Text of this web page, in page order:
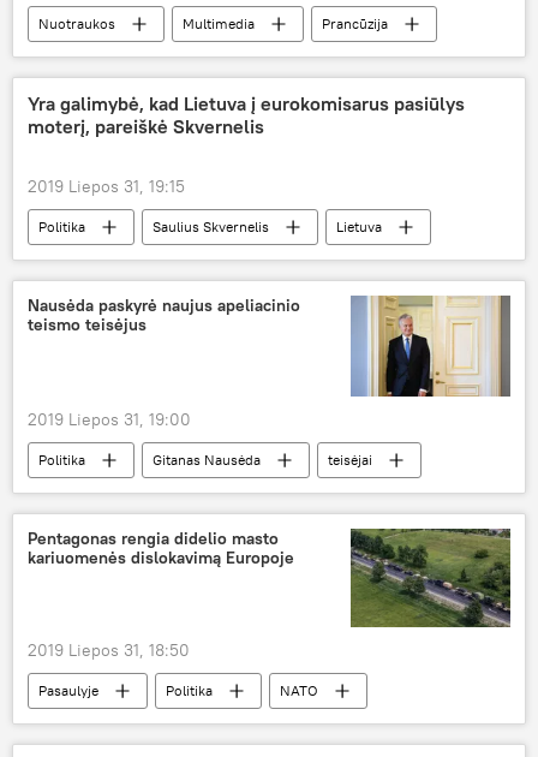
Nuotraukos Multimedia
Prancūzija
oro balionas
Yra galimybė, kad Lietuva į eurokomisarus pasiūlys
moterį, pareiškė Skvernelis
2019 Liepos 31, 19:15
Politika Saulius Skvernelis
Lietuva
Europos Komisija
Nausėda paskyrė naujus apeliacinio
teismo teisėjus
2019 Liepos 31, 19:00
Politika Gitanas Nausėda
teisėjai
Lietuvos apeliacinis teismas
Pentagonas rengia didelio masto
kariuomenės dislokavimą Europoje
2019 Liepos 31, 18:50
Pasaulyje Politika
NATO
Pentagonas
karinis Šengenas